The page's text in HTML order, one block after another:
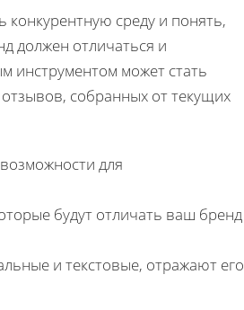
среду и понять,
должен отличаться и
инструментом может стать
собранных от текущих
для
будут отличать ваш бренд
и текстовые, отражают его